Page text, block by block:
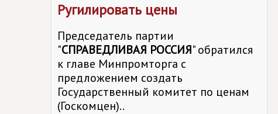
Ругилировать цены
Председатель партии
"СПРАВЕДЛИВАЯ РОССИЯ" обратился
к главе Минпромторга с
предложением создать
Государственный комитет по ценам
(Госкомцен)..